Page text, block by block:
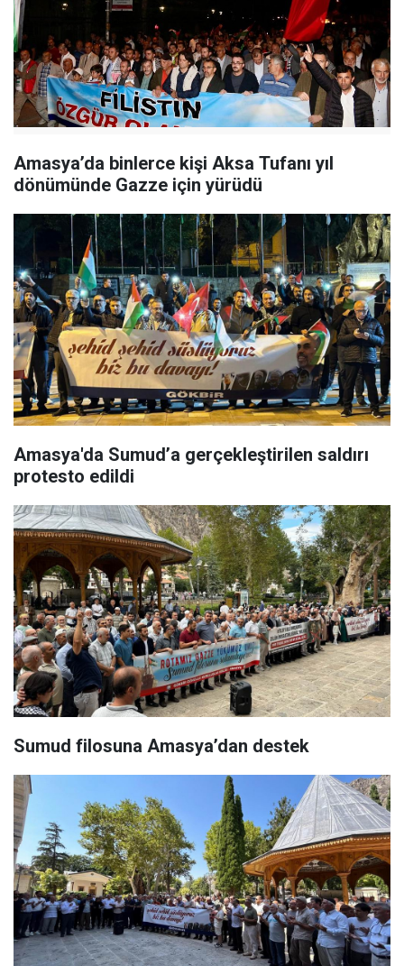
Amasya’da binlerce kişi Aksa Tufanı yıl
dönümünde Gazze için yürüdü
Amasya'da Sumud’a gerçekleştirilen saldırı
protesto edildi
Sumud filosuna Amasya’dan destek